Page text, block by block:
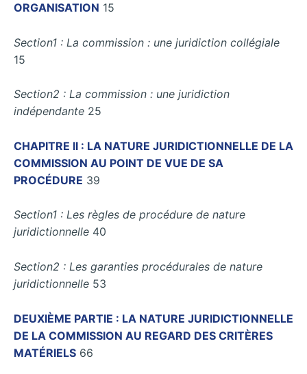
ORGANISATION 15
Section1 : La commission : une juridiction collégiale
15
Section2 : La commission : une juridiction
indépendante 25
CHAPITRE II : LA NATURE JURIDICTIONNELLE DE LA
COMMISSION AU POINT DE VUE DE SA
PROCÉDURE 39
Section1 : Les règles de procédure de nature
juridictionnelle 40
Section2 : Les garanties procédurales de nature
juridictionnelle 53
DEUXIÈME PARTIE : LA NATURE JURIDICTIONNELLE
DE LA COMMISSION AU REGARD DES CRITÈRES
MATÉRIELS 66